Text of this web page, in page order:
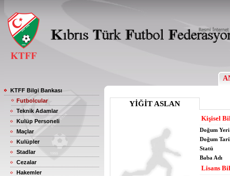
KTFF Bilgi Bankası
Futbolcular
Teknik Adamlar
Kulüp Personeli
Maçlar
Kulüpler
Stadlar
Cezalar
Hakemler
YİĞİT ASLAN
Kişisel
Doğum Yeri
Doğum
Statü
Baba Adı
Lisans